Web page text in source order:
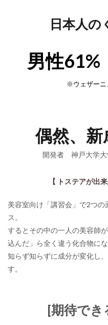
日本人の
男性61%
※ウェザー
偶然、
開発者 神戸大学
【 トステアが出
美容室向け「講習会」で2つ
ス。
するとその中の一人の美容師
込んだ」ら全く違う化合物にな
知らず知らずに成分が変化し
す。
[期待でき